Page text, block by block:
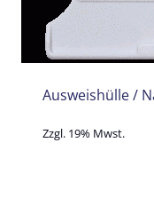
Ausweishülle /
Zzgl. 19% Mwst.